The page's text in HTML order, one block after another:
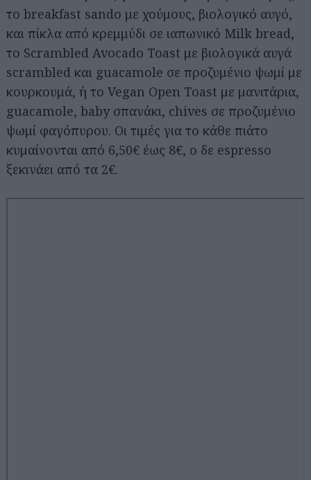
το breakfast sando με χούμους, βιολογικό αυγό,
και πίκλα από κρεμμύδι σε ιαπωνικό Milk bread,
το Scrambled Avocado Toast με βιολογικά αυγά
scrambled και guacamole σε προζυμένιο ψωμί με
κουρκουμά, ή το Vegan Open Toast με μανιτάρια,
guacamole, baby σπανάκι, chives σε προζυμένιο
ψωμί φαγόπυρου. Οι τιμές για το κάθε πιάτο
κυμαίνονται από 6,50€ έως 8€, ο δε espresso
ξεκινάει από τα 2€.